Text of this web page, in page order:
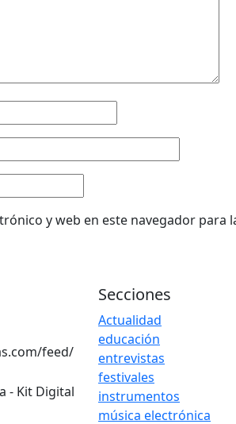
y web en este navegador para
feed/
Secciones
Actualidad
educación
entrevistas
festivales
instrumentos
música electrónica